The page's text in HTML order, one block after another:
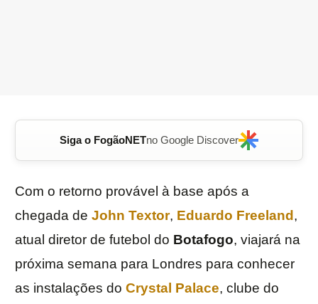
Siga o FogãoNETno Google Discover
Com o retorno provável à base após a
chegada de John Textor, Eduardo Freeland ,
atual diretor de futebol do Botafogo, viajará na
próxima semana para Londres para conhecer
as instalações do Crystal Palace, clube do